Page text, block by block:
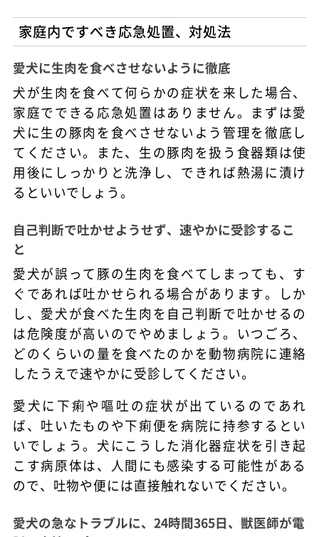
家庭内ですべき応急処置、対処法
愛犬に生肉を食べさせないように徹底
犬が生肉を食べて何らかの症状を来した場合、
家庭でできる応急処置はありません。まずは愛
犬に生の豚肉を食べさせないよう管理を徹底し
てください。また、生の豚肉を扱う食器類は使
用後にしっかりと洗浄し、できれば熱湯に漬け
るといいでしょう。
自己判断で吐かせようせず、速やかに受診するこ
と
愛犬が誤って豚の生肉を食べてしまっても、す
ぐであれば吐かせられる場合があります。しか
し、愛犬が食べた生肉を自己判断で吐かせるの
は危険度が高いのでやめましょう。いつごろ、
どのくらいの量を食べたのかを動物病院に連絡
したうえで速やかに受診してください。
愛犬に下痢や嘔吐の症状が出ているのであれ
ば、吐いたものや下痢便を病院に持参するとい
いでしょう。犬にこうした消化器症状を引き起
こす病原体は、人間にも感染する可能性がある
ので、吐物や便には直接触れないでください。
愛犬の急なトラブルに、24時間365日、獣医師が電